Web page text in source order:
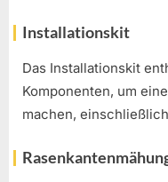
Installationskit
Das Installationskit
Komponenten, um
machen,